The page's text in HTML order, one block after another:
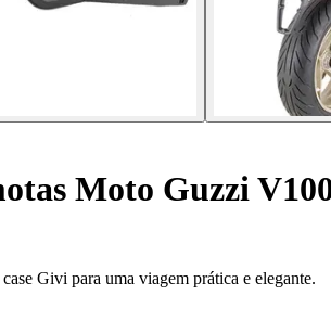
Moto Guzzi
Givi para uma viagem prática e elegante.